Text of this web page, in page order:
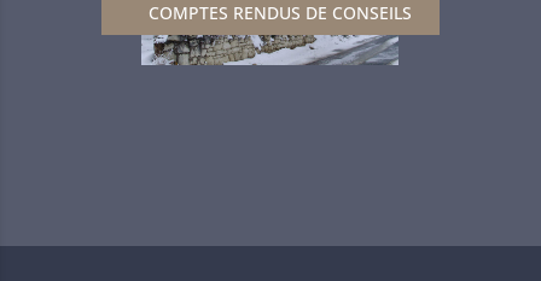
COMPTES RENDUS DE CONSEILS